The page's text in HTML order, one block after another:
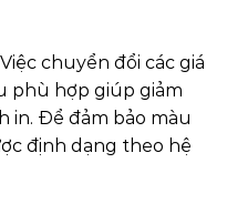
Việc chuyển đổi các giá
phù hợp giúp giảm
in. Để đảm bảo màu
định dạng theo hệ